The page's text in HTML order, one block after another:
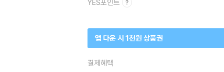
YES포인트
앱 다운 시 1천원 상품권
결제혜택